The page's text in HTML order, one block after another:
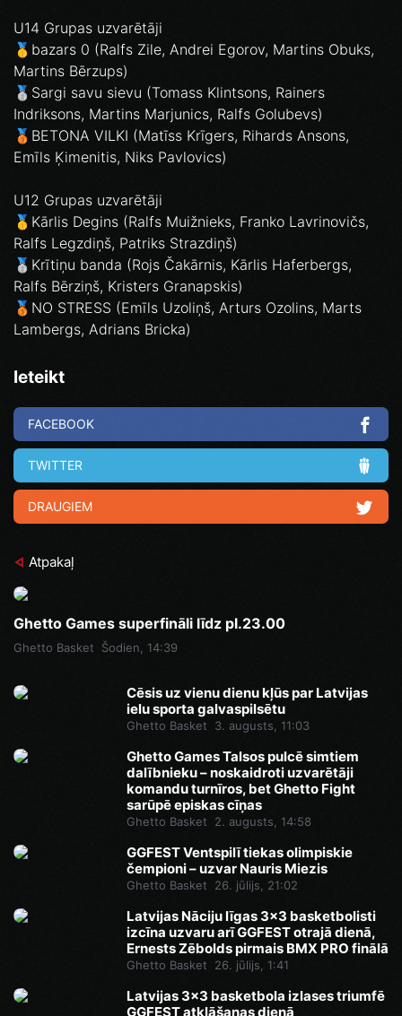
U14 Grupas uzvarētāji
🥇bazars 0 (Ralfs Zile, Andrei Egorov, Martins Obuks,
Martins Bērzups)
🥈Sargi savu sievu (Tomass Klintsons, Rainers
Indriksons, Martins Marjunics, Ralfs Golubevs)
🥉BETONA VILKI (Matīss Krīgers, Rihards Ansons,
Emīls Ķimenitis, Niks Pavlovics)
U12 Grupas uzvarētāji
🥇Kārlis Degins (Ralfs Muižnieks, Franko Lavrinovičs,
Ralfs Legzdiņš, Patriks Strazdiņš)
🥈Krītiņu banda (Rojs Čakārnis, Kārlis Haferbergs,
Ralfs Bērziņš, Kristers Granapskis)
🥉NO STRESS (Emīls Uzoliņš, Arturs Ozolins, Marts
Lambergs, Adrians Bricka)
Ieteikt
FACEBOOK
TWITTER
DRAUGIEM
Atpakaļ
Ghetto Games superfināli līdz pl.23.00
Ghetto Basket Šodien, 14:39
Cēsis uz vienu dienu kļūs par Latvijas
ielu sporta galvaspilsētu
Ghetto Basket 3. augusts, 11:03
Ghetto Games Talsos pulcē simtiem
dalībnieku – noskaidroti uzvarētāji
komandu turnīros, bet Ghetto Fight
sarūpē episkas cīņas
Ghetto Basket 2. augusts, 14:58
GGFEST Ventspilī tiekas olimpiskie
čempioni – uzvar Nauris Miezis
Ghetto Basket 26. jūlijs, 21:02
Latvijas Nāciju līgas 3x3 basketbolisti
izcīna uzvaru arī GGFEST otrajā dienā,
Ernests Zēbolds pirmais BMX PRO finālā
Ghetto Basket 26. jūlijs, 1:41
Latvijas 3x3 basketbola izlases triumfē
GGFEST atklāšanas dienā